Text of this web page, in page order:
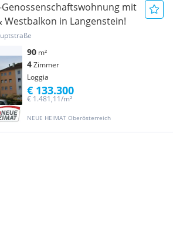
Genossenschaftswohnung mit
Westbalkon in Langenstein!
90 m²
4Zimmer
Loggia
NEUE HEIMAT Oberösterreich
€ 1.481,11/m²
€ 133.300